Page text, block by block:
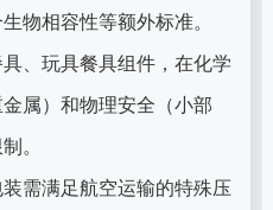
物相容性等额外标准。
、玩具餐具组件，在化学
属）和物理安全（小部
。
需满足航空运输的特殊压